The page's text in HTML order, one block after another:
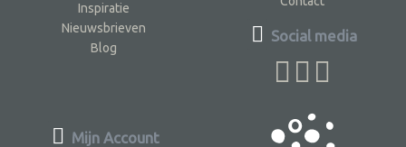
Inspiratie
Nieuwsbrieven
Blog
Social media
Mijn Account